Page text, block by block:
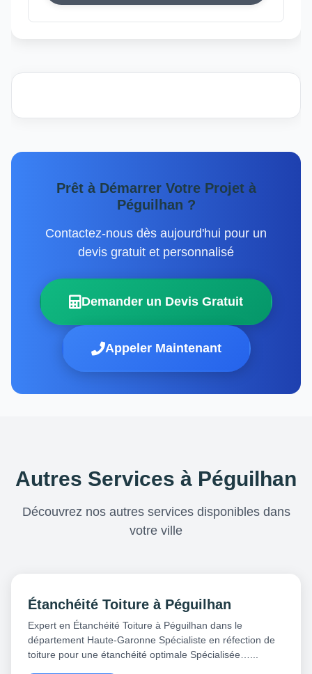
Prêt à Démarrer Votre Projet à
Péguilhan ?
Contactez-nous dès aujourd'hui pour un
devis gratuit et personnalisé
Demander un Devis Gratuit
Appeler Maintenant
Autres Services à Péguilhan
Découvrez nos autres services disponibles dans
votre ville
Étanchéité Toiture à Péguilhan
Expert en Étanchéité Toiture à Péguilhan dans le
département Haute-Garonne Spécialiste en réfection de
toiture pour une étanchéité optimale Spécialisée…...